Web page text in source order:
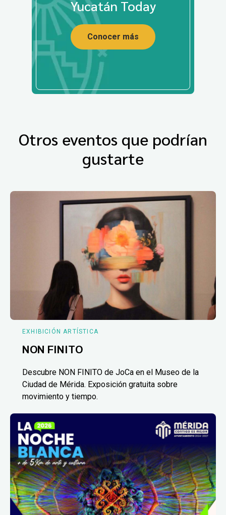
Yucatán Today
Conocer más
Otros eventos que podrían
gustarte
EXHIBICIÓN ARTÍSTICA
NON FINITO
Descubre NON FINITO de JoCa en el Museo de la
Ciudad de Mérida. Exposición gratuita sobre
movimiento y tiempo.